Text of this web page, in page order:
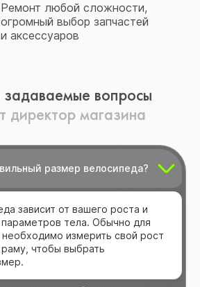
Ремонт любой сложности,
огромный выбор запчастей
и аксессуаров
вопросы
директор магазина
размер велосипеда?
зависит от вашего роста и
тела. Обычно для
измерить свой рост
чтобы выбрать